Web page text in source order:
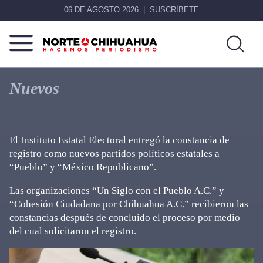
06 DE AGOSTO 2026 SUSCRÍBETE
Norte
Chihuahua
Más
que
noticias,
Nuevos
El Instituto Estatal Electoral entregó la constancia de
registro como nuevos partidos políticos estatales a
“Pueblo” y “México Republicano”.
Las organizaciones “Un Siglo con el Pueblo A.C.” y
“Cohesión Ciudadana por Chihuahua A.C.” recibieron las
constancias después de concluido el proceso por medio
del cual solicitaron el registro.